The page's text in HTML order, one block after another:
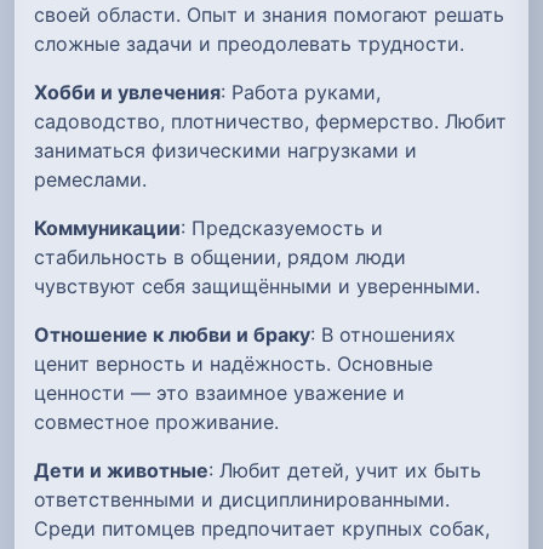
своей области. Опыт и знания помогают решать
сложные задачи и преодолевать трудности.
Хобби и увлечения: Работа руками,
садоводство, плотничество, фермерство. Любит
заниматься физическими нагрузками и
ремеслами.
Коммуникации: Предсказуемость и
стабильность в общении, рядом люди
чувствуют себя защищёнными и уверенными.
Отношение к любви и браку: В отношениях
ценит верность и надёжность. Основные
ценности — это взаимное уважение и
совместное проживание.
Дети и животные: Любит детей, учит их быть
ответственными и дисциплинированными.
Среди питомцев предпочитает крупных собак,